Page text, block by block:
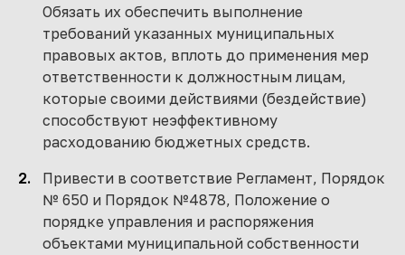
Обязать их обеспечить выполнение
требований указанных муниципальных
правовых актов, вплоть до применения мер
ответственности к должностным лицам,
которые своими действиями (бездействие)
способствуют неэффективному
расходованию бюджетных средств.
Привести в соответствие Регламент, Порядок
№ 650 и Порядок №4878, Положение о
порядке управления и распоряжения
объектами муниципальной собственности